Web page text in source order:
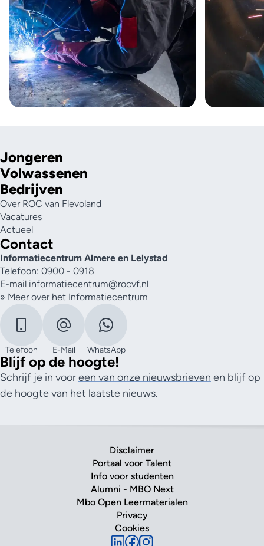
Jongeren
Volwassenen
Bedrijven
Over ROC van Flevoland
Vacatures
Actueel
Contact
Informatiecentrum Almere en Lelystad
Telefoon: 0900 - 0918
E-mail informatiecentrum@rocvf.nl
» Meer over het Informatiecentrum
Telefoon E-Mail WhatsApp
Blijf op de hoogte!
Schrijf je in vooreen van onze nieuwsbrieven en blijf op
de hoogte van het laatste nieuws.
Disclaimer
Portaal voor Talent
Info voor studenten
Alumni - MBO Next
Mbo Open Leermaterialen
Privacy
Cookies